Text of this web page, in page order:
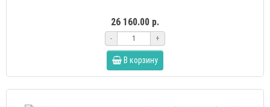
26 160.00 р.
- +
В корзину